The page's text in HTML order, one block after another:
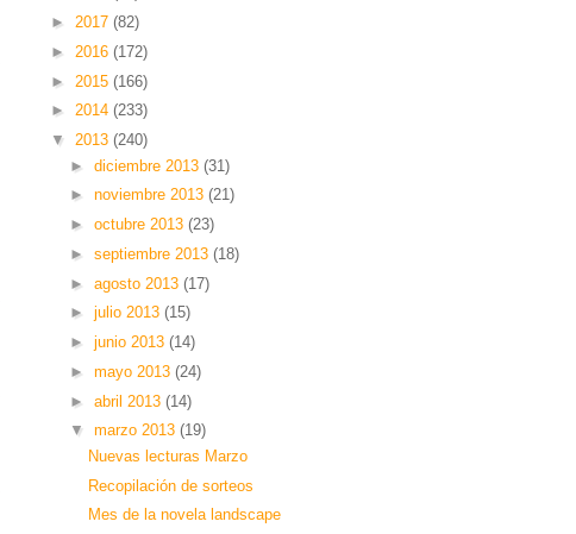
► 2017 (82)
► 2016 (172)
► 2015 (166)
► 2014 (233)
▼ 2013 (240)
► diciembre 2013 (31)
► noviembre 2013 (21)
► octubre 2013 (23)
► septiembre 2013 (18)
► agosto 2013 (17)
► julio 2013 (15)
► junio 2013 (14)
► mayo 2013 (24)
► abril 2013 (14)
▼ marzo 2013 (19)
Nuevas lecturas Marzo
Recopilación de sorteos
Mes de la novela landscape